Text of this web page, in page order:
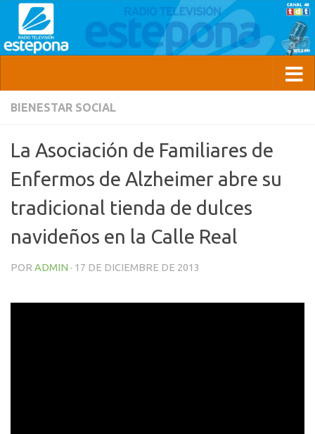
BIENESTAR SOCIAL
La Asociación de Familiares de
Enfermos de Alzheimer abre su
tradicional tienda de dulces
navideños en la Calle Real
POR ADMIN · 17 DE DICIEMBRE DE 2013